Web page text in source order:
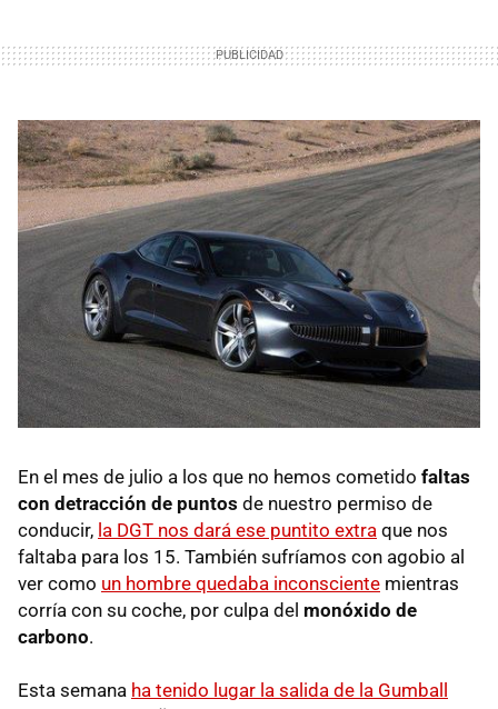
En el mes de julio a los que no hemos cometido faltas
con detracción de puntos de nuestro permiso de
conducir, la DGT nos dará ese puntito extra que nos
faltaba para los 15. También sufríamos con agobio al
ver como un hombre quedaba inconsciente mientras
corría con su coche, por culpa del monóxido de
carbono.
Esta semana ha tenido lugar la salida de la Gumball